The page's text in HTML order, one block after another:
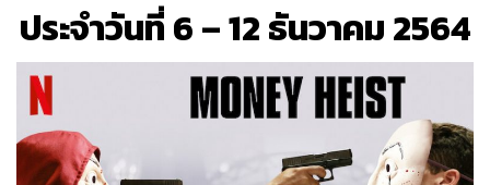
ประจำวันที่ 6 – 12 ธันวาคม 2564